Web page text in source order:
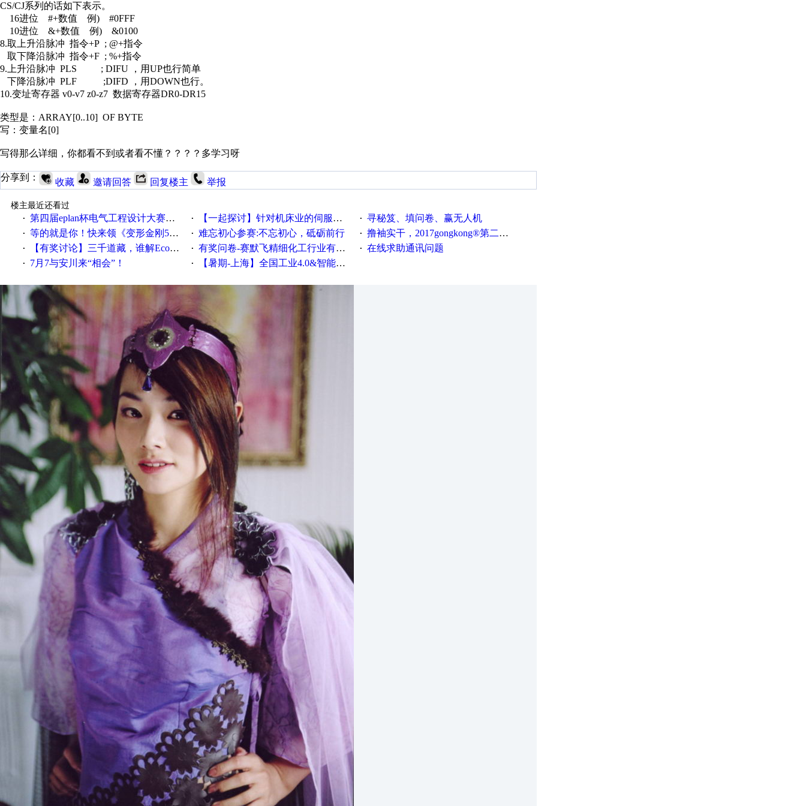
CS/CJ系列的话如下表示。
16进位 #+数值 例) #0FFF
10进位 &+数值 例) &0100
8.取上升沿脉冲 指令+P ; @+指令
取下降沿脉冲 指令+F ; %+指令
9.上升沿脉冲 PLS ; DIFU ，用UP也行简单
下降沿脉冲 PLF ;DIFD ，用DOWN也行。
10.变址寄存器 v0-v7 z0-z7 数据寄存器DR0-DR15
类型是：ARRAY[0..10] OF BYTE
写：变量名[0]
写得那么详细，你都看不到或者看不懂？？？？多学习呀
分享到： 收藏 邀请回答 回复楼主 举报
楼主最近还看过
· 第四届eplan杯电气工程设计大赛报名啦！！！ · 【一起探讨】针对机床业的伺服系统发展，您的期望是什么？ · 寻秘笈、填问卷、赢无人机
· 等的就是你！快来领《变形金刚5》观影券 · 难忘初心参赛:不忘初心，砥砺前行 · 撸袖实干，2017gongkong®第二届智造工程师节正式起航！
· 【有奖讨论】三千道藏，谁解EcoStruxureMA领域之谜？ · 有奖问卷-赛默飞精细化工行业有奖调查来袭！ · 在线求助通讯问题
· 7月7与安川来“相会”！ · 【暑期-上海】全国工业4.0&智能制造高级培训班通知！